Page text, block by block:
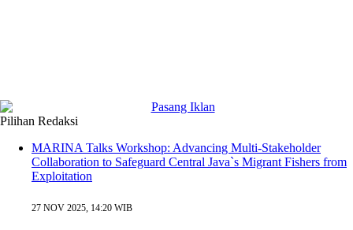
Pilihan Redaksi
MARINA Talks Workshop: Advancing Multi-Stakeholder
Collaboration to Safeguard Central Java`s Migrant Fishers from
Exploitation
27 NOV 2025, 14:20 WIB